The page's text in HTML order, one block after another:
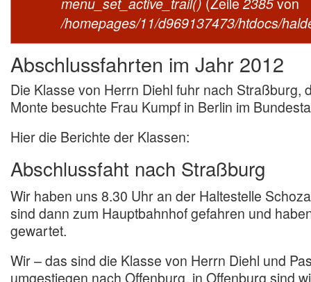
/homepages/11/d969137473/htdocs/
Abschlussfahrten im Jahr 2012
Die Klasse von Herrn Diehl fuhr nach Straßburg,
Monte besuchte Frau Kumpf in Berlin im
Hier die Berichte der Klassen:
Abschlussfaht nach Straßburg
Wir haben uns 8.30 Uhr an der Haltestelle
sind dann zum Hauptbahnhof gefahren und
gewartet.
Wir – das sind die Klasse von Herrn Diehl und
umgestiegen nach Offenburg, in Offenburg sind